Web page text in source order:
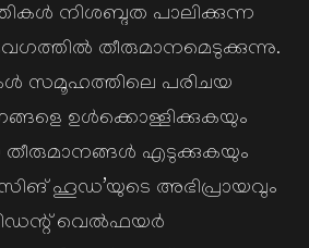
നിശബ്ദത പാലിക്കുന്ന
തീരുമാനമെടുക്കുന്നു.
സമൂഹത്തിലെ പരിചയ
ഉൾക്കൊള്ളിക്കുകയും
തീരുമാനങ്ങൾ എടുക്കുകയും
സിങ് ഹൂഡ’യുടെ അഭിപ്രായവും
വെൽഫയർ